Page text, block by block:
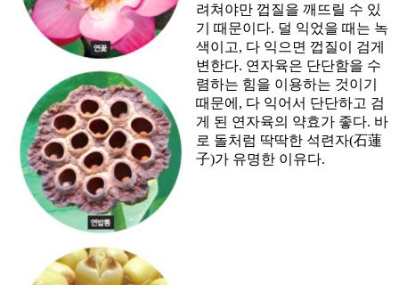
려쳐야만 껍질을 깨뜨릴 수 있
기 때문이다. 덜 익었을 때는 녹
색이고, 다 익으면 껍질이 검게
변한다. 연자육은 단단함을 수
렴하는 힘을 이용하는 것이기
때문에, 다 익어서 단단하고 검
게 된 연자육의 약효가 좋다. 바
로 돌처럼 딱딱한 석련자(石蓮
子)가 유명한 이유다.